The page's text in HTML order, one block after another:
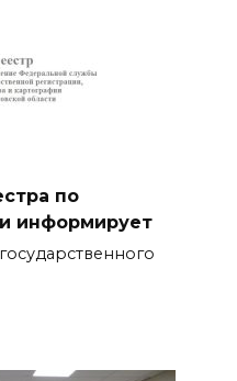
по
информирует